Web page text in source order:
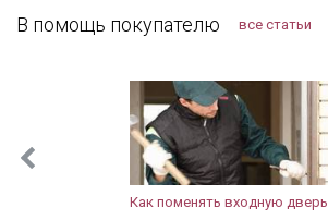
Подольский район
Пушкинский район
Раменский район
буду к вам обращаться!
В помощь покупателю все статьи
Как поменять входную дверь